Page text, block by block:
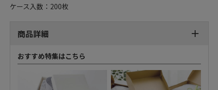
ケース入数：200枚
商品詳細
おすすめ特集はこちら